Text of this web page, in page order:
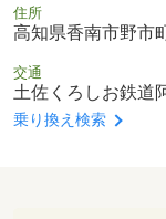
住所
高知県香南市野市
交通
土佐くろしお鉄道
乗り換え検索